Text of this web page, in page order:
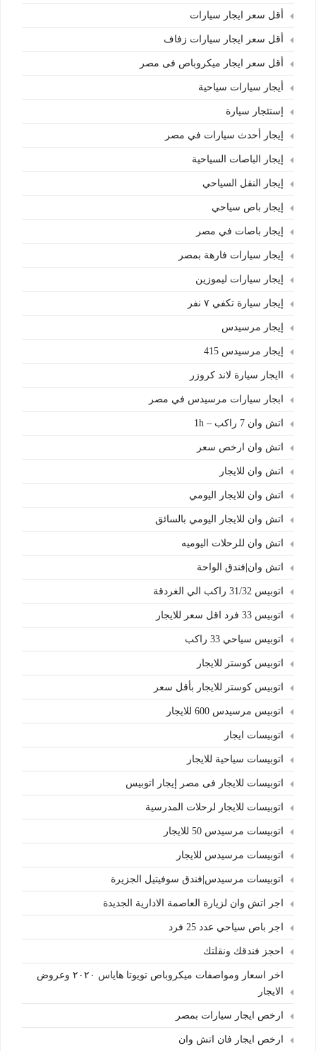
أقل سعر ايجار سيارات
أقل سعر ايجار سيارات زفاف
أقل سعر ايجار ميكروباص فى مصر
أيجار سيارات سياحية
إستئجار سيارة
إيجار أحدث سيارات في مصر
إيجار الباصات السياحية
إيجار النقل السياحي
إيجار باص سياحي
إيجار باصات في مصر
إيجار سيارات فارهة بمصر
إيجار سيارات ليموزين
إيجار سيارة تكفي ٧ نفر
إيجار مرسيدس
إيجار مرسيدس 415
اايجار سيارة لاند كروزر
ابجار سيارات مرسيدس في مصر
اتش وان 7 راكب – 1h
اتش وان ارخص سعر
اتش وان للايجار
اتش وان للايجار اليومي
اتش وان للايجار اليومي بالسائق
اتش وان للرحلات اليوميه
اتش وان|فندق الواحة
اتوبيس 31/32 راكب الي الغردقة
اتوبيس 33 فرد اقل سعر للايجار
اتوبيس سياحي 33 راكب
اتوبيس كوستر للايجار
اتوبيس كوستر للايجار بأقل سعر
اتوبيس مرسيدس 600 للايجار
اتوبيسات ايجار
اتوبيسات سياحية للايجار
اتوبيسات للايجار فى مصر إيجار اتوبيس
اتوبيسات للايجار لرحلات المدرسية
اتوبيسات مرسيدس 50 للايجار
اتوبيسات مرسيدس للايجار
اتوبيسات مرسيدس|فندق سوفيتيل الجزيرة
اجر اتش وان لزيارة العاصمة الادارية الجديدة
اجر باص سياحي عدد 25 فرد
احجز فندقك ونقلتك
اخر اسعار ومواصفات ميكروباص تويوتا هاياس ٢٠٢٠ وعروض
الايجار
ارخص ايجار سيارات بمصر
ارخص ايجار فان اتش وان